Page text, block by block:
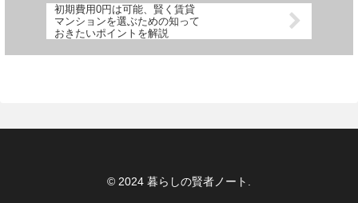
初期費用0円は可能、賢く賃貸
マンションを選ぶための知って
おきたいポイントを解説
© 2024 暮らしの賢者ノート.